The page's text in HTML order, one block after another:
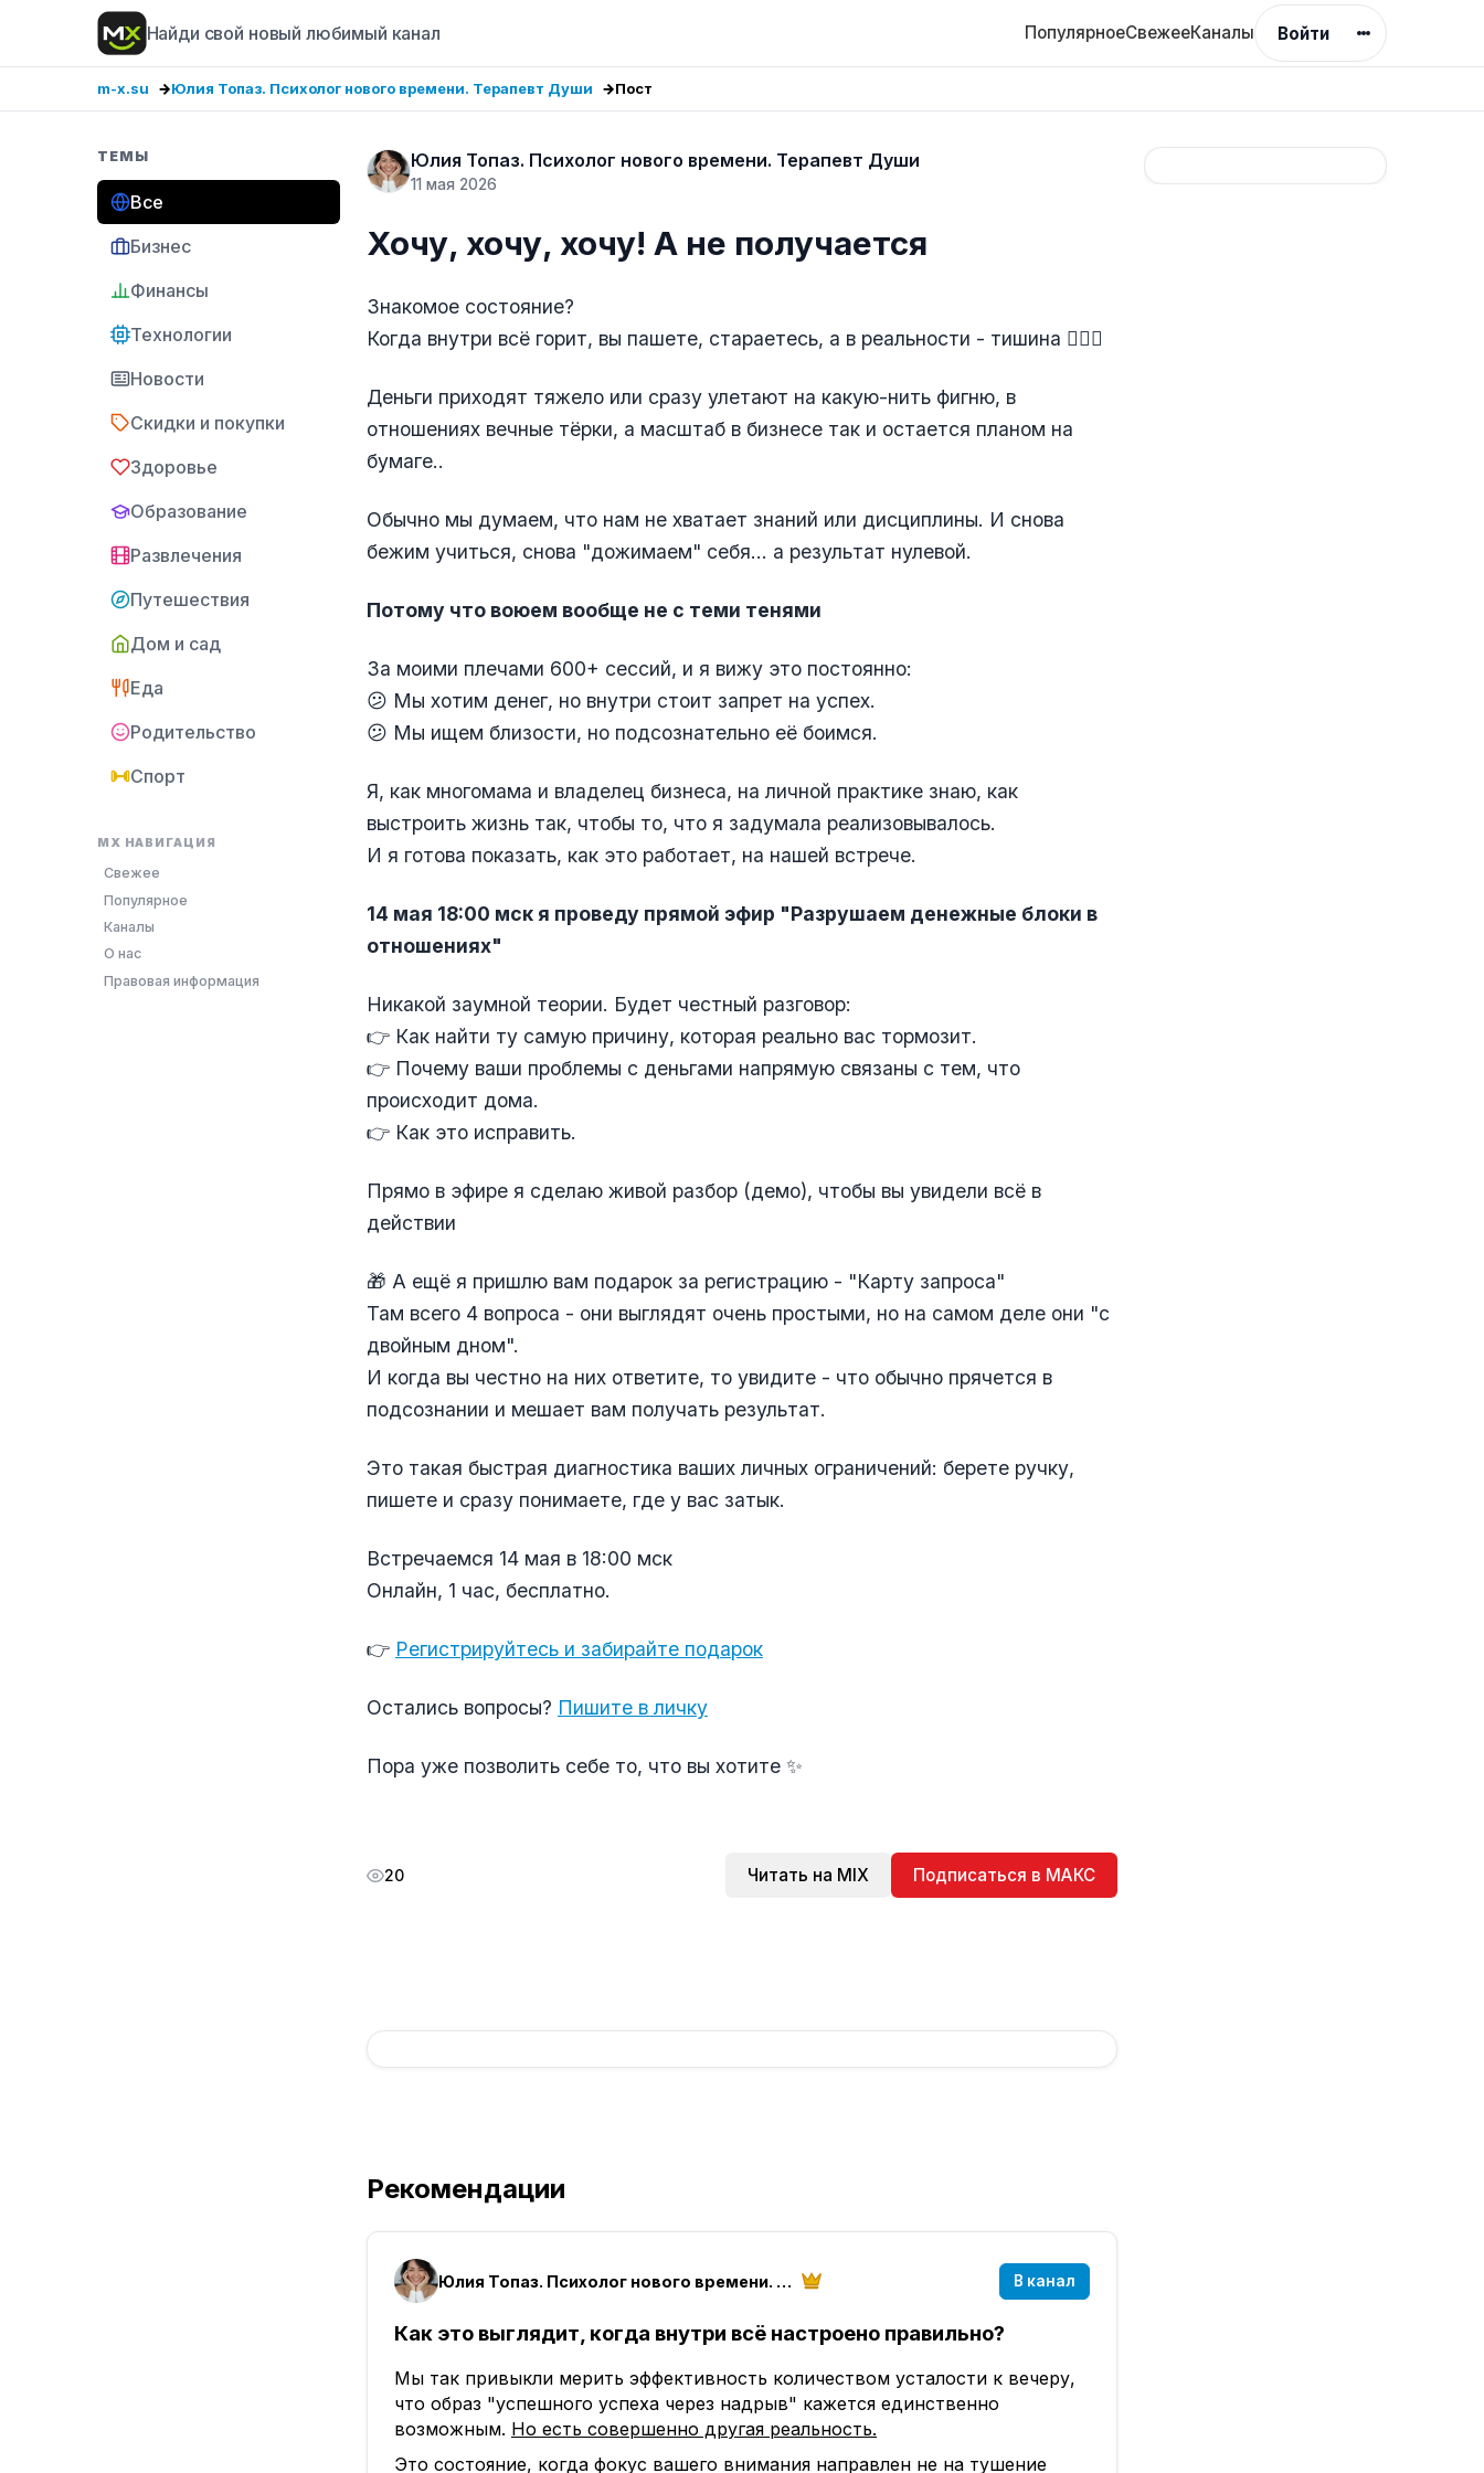
Найди свой новый любимый канал ПопулярноеСвежееКаналы Войти
m-x.su Юлия Топаз. Психолог нового времени. Терапевт Души Пост
ТЕМЫ
Все
Бизнес
Финансы
Технологии
Новости
Скидки и покупки
Здоровье
Образование
Развлечения
Путешествия
Дом и сад
Еда
Родительство
Спорт
MX НАВИГАЦИЯ
Свежее
Популярное
Каналы
О нас
Правовая информация
Юлия Топаз. Психолог нового времени. Терапевт Души
11 мая 2026
Хочу, хочу, хочу! А не получается
Знакомое состояние?
Когда внутри всё горит, вы пашете, стараетесь, а в реальности - тишина 🤦🏻‍♀️
Деньги приходят тяжело или сразу улетают на какую-нить фигню, в
отношениях вечные тёрки, а масштаб в бизнесе так и остается планом на
бумаге..
Обычно мы думаем, что нам не хватает знаний или дисциплины. И снова
бежим учиться, снова "дожимаем" себя... а результат нулевой.
Потому что воюем вообще не с теми тенями
За моими плечами 600+ сессий, и я вижу это постоянно:
😕 Мы хотим денег, но внутри стоит запрет на успех.
😕 Мы ищем близости, но подсознательно её боимся.
Я, как многомама и владелец бизнеса, на личной практике знаю, как
выстроить жизнь так, чтобы то, что я задумала реализовывалось.
И я готова показать, как это работает, на нашей встрече.
14 мая 18:00 мск я проведу прямой эфир "Разрушаем денежные блоки в
отношениях"
Никакой заумной теории. Будет честный разговор:
👉 Как найти ту самую причину, которая реально вас тормозит.
👉 Почему ваши проблемы с деньгами напрямую связаны с тем, что
происходит дома.
👉 Как это исправить.
Прямо в эфире я сделаю живой разбор (демо), чтобы вы увидели всё в
действии
🎁 А ещё я пришлю вам подарок за регистрацию - "Карту запроса"
Там всего 4 вопроса - они выглядят очень простыми, но на самом деле они "с
двойным дном".
И когда вы честно на них ответите, то увидите - что обычно прячется в
подсознании и мешает вам получать результат.
Это такая быстрая диагностика ваших личных ограничений: берете ручку,
пишете и сразу понимаете, где у вас затык.
Встречаемся 14 мая в 18:00 мск
Онлайн, 1 час, бесплатно.
👉 Регистрируйтесь и забирайте подарок
Остались вопросы? Пишите в личку
Пора уже позволить себе то, что вы хотите ✨
20 Читать на MIX Подписаться в МАКС
Рекомендации
Юлия Топаз. Психолог нового времени. Терапевт Души В канал
Как это выглядит, когда внутри всё настроено правильно?
Мы так привыкли мерить эффективность количеством усталости к вечеру,
что образ "успешного успеха через надрыв" кажется единственно
возможным. Но есть совершенно другая реальность.
Это состояние, когда фокус вашего внимания направлен не на тушение